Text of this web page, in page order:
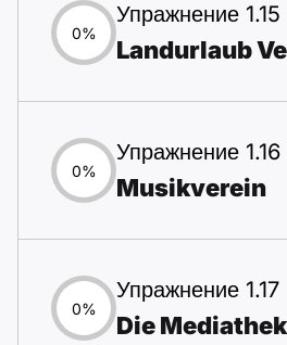
0%
Упражнение 1.15
Landurlaub
0%
Упражнение 1.16
Musikverein
0%
Упражнение 1.17
Die Mediathek